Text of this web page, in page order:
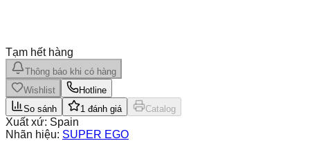
Tạm hết hàng
Thông báo khi có hàng
Wishlist
Hotline
So sánh
1 đánh giá Catalog
Xuất xứ: Spain
Nhãn hiệu: SUPER EGO